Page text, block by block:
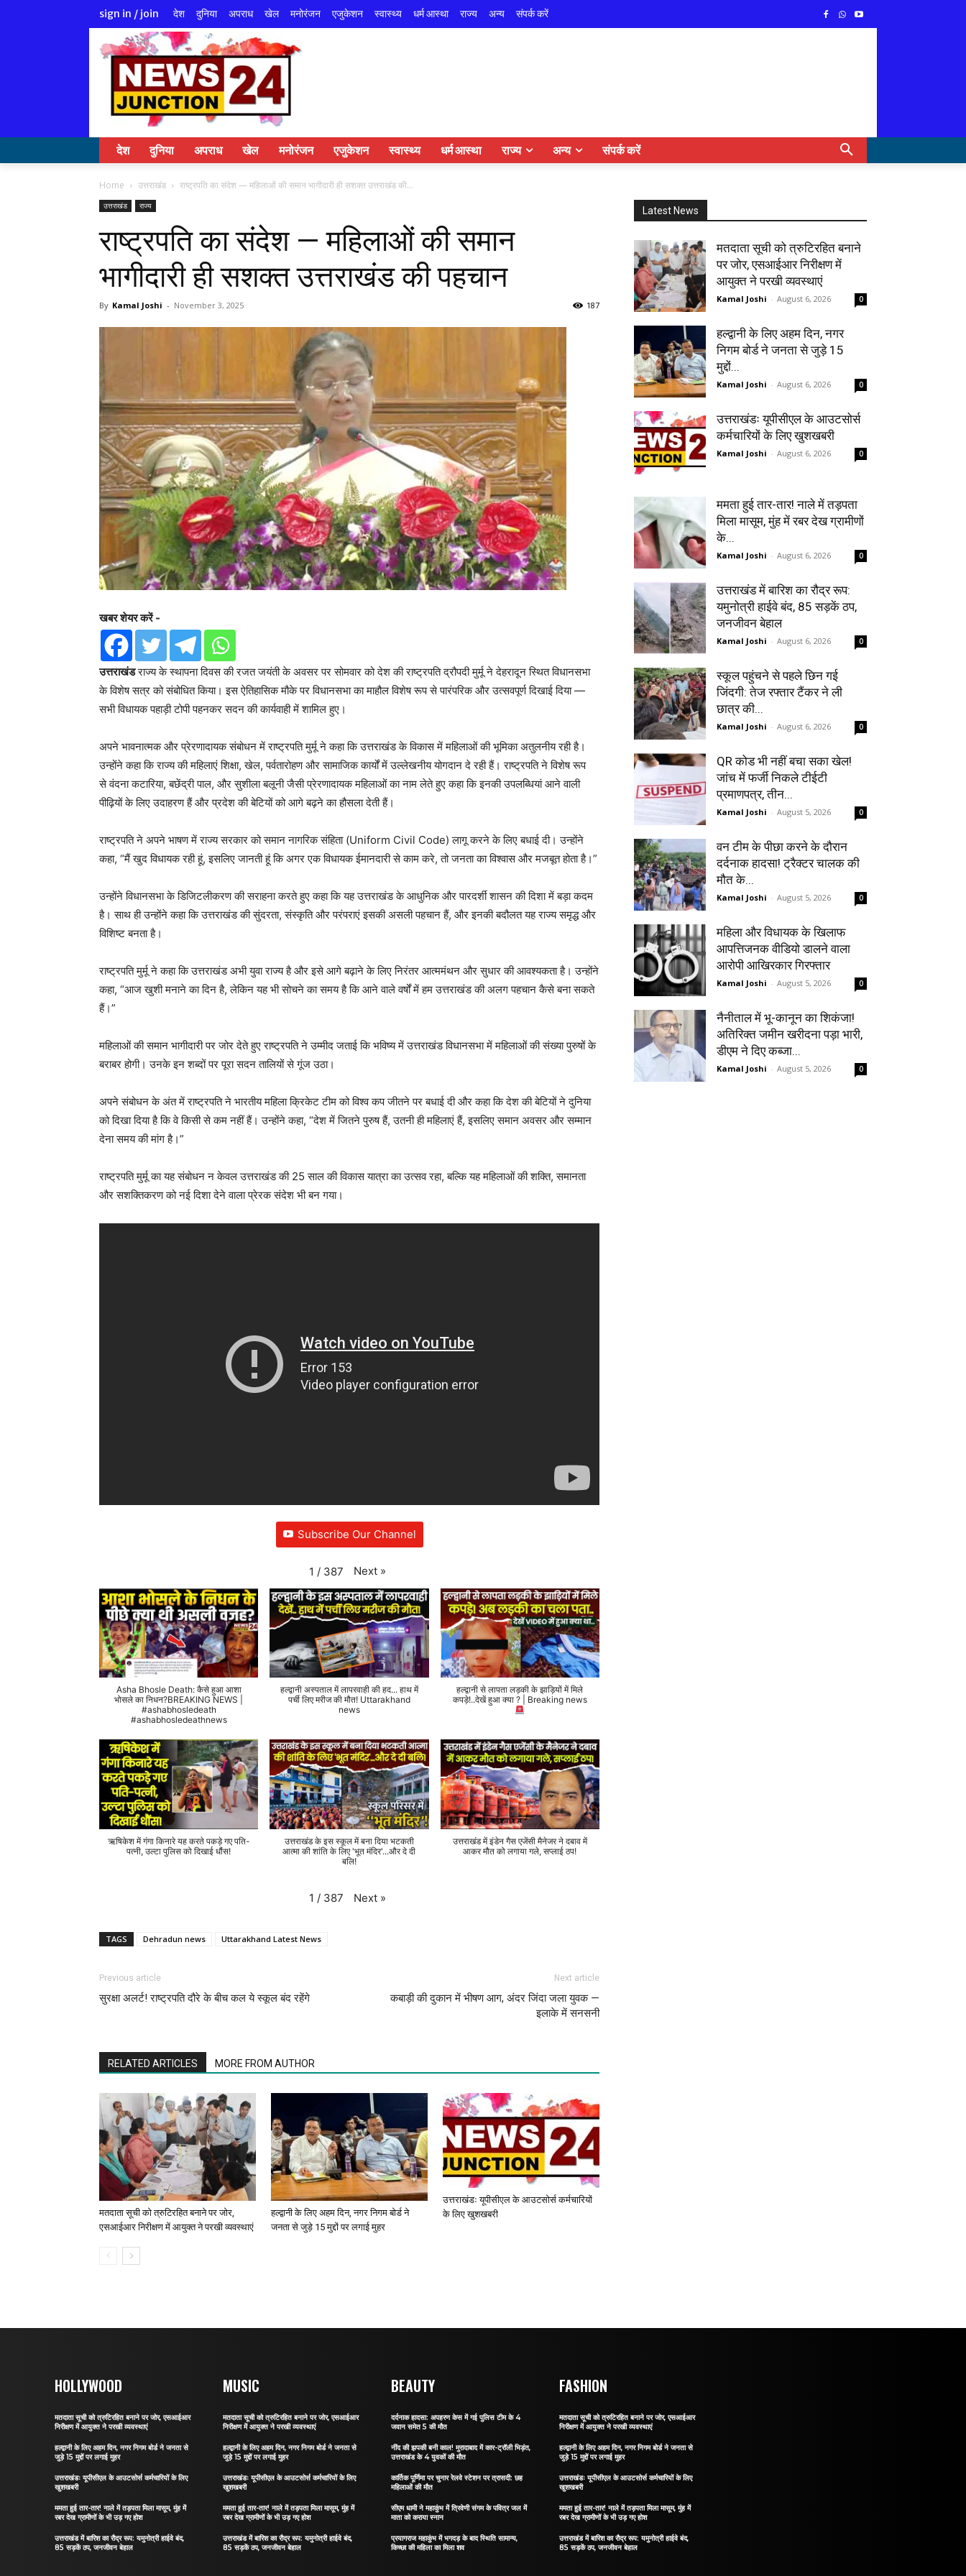
sign in / join देश दुनिया अपराध खेल मनोरंजन एजुकेशन स्वास्थ्य धर्म आस्था राज्य अन्य संपर्क करें
देश दुनिया अपराध खेल मनोरंजन एजुकेशन स्वास्थ्य धर्म आस्था राज्य अन्य संपर्क करें
Home उत्तराखंड राष्ट्रपति का संदेश — महिलाओं की समान भागीदारी ही सशक्त उत्तराखंड की...
उत्तराखंड राज्य
राष्ट्रपति का संदेश — महिलाओं की समान
भागीदारी ही सशक्त उत्तराखंड की पहचान
By Kamal Joshi - November 3, 2025 187
खबर शेयर करें -
उत्तराखंडराज्य के स्थापना दिवस की रजत जयंती के अवसर पर सोमवार को देश की राष्ट्रपति द्रौपदी मुर्मू ने देहरादून स्थित विधानसभा
के विशेष सत्र को संबोधित किया। इस ऐतिहासिक मौके पर विधानसभा का माहौल विशेष रूप से पारंपरिक और उत्सवपूर्ण दिखाई दिया —
सभी विधायक पहाड़ी टोपी पहनकर सदन की कार्यवाही में शामिल हुए।
अपने भावनात्मक और प्रेरणादायक संबोधन में राष्ट्रपति मुर्मू ने कहा कि उत्तराखंड के विकास में महिलाओं की भूमिका अतुलनीय रही है।
उन्होंने कहा कि राज्य की महिलाएं शिक्षा, खेल, पर्वतारोहण और सामाजिक कार्यों में उल्लेखनीय योगदान दे रही हैं। राष्ट्रपति ने विशेष रूप
से वंदना कटारिया, बछेंद्री पाल, और सुशीला बलूनी जैसी प्रेरणादायक महिलाओं का नाम लेते हुए कहा कि इनकी उपलब्धियां आने वाली
पीढ़ियों के लिए उदाहरण हैं और प्रदेश की बेटियों को आगे बढ़ने का हौसला देती हैं।
राष्ट्रपति ने अपने भाषण में राज्य सरकार को समान नागरिक संहिता (Uniform Civil Code) लागू करने के लिए बधाई दी। उन्होंने
कहा, “मैं खुद विधायक रही हूं, इसलिए जानती हूं कि अगर एक विधायक ईमानदारी से काम करे, तो जनता का विश्वास और मजबूत होता है।”
उन्होंने विधानसभा के डिजिटलीकरण की सराहना करते हुए कहा कि यह उत्तराखंड के आधुनिक और पारदर्शी शासन की दिशा में बड़ा कदम
है। साथ ही उन्होंने कहा कि उत्तराखंड की सुंदरता, संस्कृति और परंपराएं इसकी असली पहचान हैं, और इनकी बदौलत यह राज्य समृद्ध और
विशिष्ट बनता है।
राष्ट्रपति मुर्मू ने कहा कि उत्तराखंड अभी युवा राज्य है और इसे आगे बढ़ाने के लिए निरंतर आत्ममंथन और सुधार की आवश्यकता है। उन्होंने
कहा, “आज खुशी मनाने का दिन है, लेकिन यह भी सोचने का समय है कि आने वाले वर्षों में हम उत्तराखंड की अलग पहचान कैसे बना सकते
हैं।”
महिलाओं की समान भागीदारी पर जोर देते हुए राष्ट्रपति ने उम्मीद जताई कि भविष्य में उत्तराखंड विधानसभा में महिलाओं की संख्या पुरुषों के
बराबर होगी। उनके इन शब्दों पर पूरा सदन तालियों से गूंज उठा।
अपने संबोधन के अंत में राष्ट्रपति ने भारतीय महिला क्रिकेट टीम को विश्व कप जीतने पर बधाई दी और कहा कि देश की बेटियों ने दुनिया
को दिखा दिया है कि वे किसी से कम नहीं हैं। उन्होंने कहा, “देश में जितने पुरुष हैं, उतनी ही महिलाएं हैं, इसलिए समान अवसर और सम्मान
देना समय की मांग है।”
राष्ट्रपति मुर्मू का यह संबोधन न केवल उत्तराखंड की 25 साल की विकास यात्रा का उत्सव रहा, बल्कि यह महिलाओं की शक्ति, समानता
और सशक्तिकरण को नई दिशा देने वाला प्रेरक संदेश भी बन गया।
Subscribe Our Channel
1 / 387 Next »
Asha Bhosle Death: कैसे हुआ आशा
भोसले का निधन?BREAKING NEWS |
#ashabhosledeath
#ashabhosledeathnews
हल्द्वानी अस्पताल में लापरवाही की हद... हाथ में
पर्ची लिए मरीज की मौत! Uttarakhand
news
हल्द्वानी से लापता लड़की के झाड़ियों में मिले
कपड़े!..देखें हुआ क्या ? | Breaking news
ऋषिकेश में गंगा किनारे यह करते पकड़े गए पति-
पत्नी, उल्टा पुलिस को दिखाई धौंस!
उत्तराखंड के इस स्कूल में बना दिया भटकती
आत्मा की शांति के लिए 'भूत मंदिर'...और दे दी
बलि!
उत्तराखंड में इंडेन गैस एजेंसी मैनेजर ने दबाव में
आकर मौत को लगाया गले, सप्लाई ठप!
1 / 387 Next »
TAGS Dehradun news Uttarakhand Latest News
Previous article
सुरक्षा अलर्ट! राष्ट्रपति दौरे के बीच कल ये स्कूल बंद रहेंगे
Next article
कबाड़ी की दुकान में भीषण आग, अंदर जिंदा जला युवक —
इलाके में सनसनी
RELATED ARTICLES MORE FROM AUTHOR
मतदाता सूची को त्रुटिरहित बनाने पर जोर,
एसआईआर निरीक्षण में आयुक्त ने परखी व्यवस्थाएं
हल्द्वानी के लिए अहम दिन, नगर निगम बोर्ड ने
जनता से जुड़े 15 मुद्दों पर लगाई मुहर
उत्तराखंडः यूपीसीएल के आउटसोर्स कर्मचारियों
के लिए खुशखबरी
Latest News
मतदाता सूची को त्रुटिरहित बनाने
पर जोर, एसआईआर निरीक्षण में
आयुक्त ने परखी व्यवस्थाएं
Kamal Joshi - August 6, 2026 0
हल्द्वानी के लिए अहम दिन, नगर
निगम बोर्ड ने जनता से जुड़े 15
मुद्दों...
Kamal Joshi - August 6, 2026 0
उत्तराखंडः यूपीसीएल के आउटसोर्स
कर्मचारियों के लिए खुशखबरी
Kamal Joshi - August 6, 2026 0
ममता हुई तार-तार! नाले में तड़पता
मिला मासूम, मुंह में रबर देख ग्रामीणों
के...
Kamal Joshi - August 6, 2026 0
उत्तराखंड में बारिश का रौद्र रूप:
यमुनोत्री हाईवे बंद, 85 सड़कें ठप,
जनजीवन बेहाल
Kamal Joshi - August 6, 2026 0
स्कूल पहुंचने से पहले छिन गई
जिंदगी: तेज रफ्तार टैंकर ने ली
छात्र की...
Kamal Joshi - August 6, 2026 0
QR कोड भी नहीं बचा सका खेल!
जांच में फर्जी निकले टीईटी
प्रमाणपत्र, तीन...
Kamal Joshi - August 5, 2026 0
वन टीम के पीछा करने के दौरान
दर्दनाक हादसा! ट्रैक्टर चालक की
मौत के...
Kamal Joshi - August 5, 2026 0
महिला और विधायक के खिलाफ
आपत्तिजनक वीडियो डालने वाला
आरोपी आखिरकार गिरफ्तार
Kamal Joshi - August 5, 2026 0
नैनीताल में भू-कानून का शिकंजा!
अतिरिक्त जमीन खरीदना पड़ा भारी,
डीएम ने दिए कब्जा...
Kamal Joshi - August 5, 2026 0
HOLLYWOOD
मतदाता सूची को त्रुटिरहित बनाने पर जोर, एसआईआर
निरीक्षण में आयुक्त ने परखी व्यवस्थाएं
हल्द्वानी के लिए अहम दिन, नगर निगम बोर्ड ने जनता से
जुड़े 15 मुद्दों पर लगाई मुहर
उत्तराखंडः यूपीसीएल के आउटसोर्स कर्मचारियों के लिए
खुशखबरी
ममता हुई तार-तार! नाले में तड़पता मिला मासूम, मुंह में
रबर देख ग्रामीणों के भी उड़ गए होश
उत्तराखंड में बारिश का रौद्र रूप: यमुनोत्री हाईवे बंद,
85 सड़कें ठप, जनजीवन बेहाल
MUSIC
मतदाता सूची को त्रुटिरहित बनाने पर जोर, एसआईआर
निरीक्षण में आयुक्त ने परखी व्यवस्थाएं
हल्द्वानी के लिए अहम दिन, नगर निगम बोर्ड ने जनता से
जुड़े 15 मुद्दों पर लगाई मुहर
उत्तराखंडः यूपीसीएल के आउटसोर्स कर्मचारियों के लिए
खुशखबरी
ममता हुई तार-तार! नाले में तड़पता मिला मासूम, मुंह में
रबर देख ग्रामीणों के भी उड़ गए होश
उत्तराखंड में बारिश का रौद्र रूप: यमुनोत्री हाईवे बंद,
85 सड़कें ठप, जनजीवन बेहाल
BEAUTY
दर्दनाक हादसा: अपहरण केस में गई पुलिस टीम के 4
जवान समेत 5 की मौत
नींद की झपकी बनी काल! मुरादाबाद में कार-ट्रॉली भिड़ंत,
उत्तराखंड के 4 युवकों की मौत
कार्तिक पूर्णिमा पर चुनार रेलवे स्टेशन पर त्रासदी: छह
महिलाओं की मौत
सीएम धामी ने महाकुंभ में त्रिवेणी संगम के पवित्र जल में
माता को कराया स्नान
प्रयागराज महाकुंभ में भगदड़ के बाद स्थिति सामान्य,
किच्छा की महिला का मिला शव
FASHION
मतदाता सूची को त्रुटिरहित बनाने पर जोर, एसआईआर
निरीक्षण में आयुक्त ने परखी व्यवस्थाएं
हल्द्वानी के लिए अहम दिन, नगर निगम बोर्ड ने जनता से
जुड़े 15 मुद्दों पर लगाई मुहर
उत्तराखंडः यूपीसीएल के आउटसोर्स कर्मचारियों के लिए
खुशखबरी
ममता हुई तार-तार! नाले में तड़पता मिला मासूम, मुंह में
रबर देख ग्रामीणों के भी उड़ गए होश
उत्तराखंड में बारिश का रौद्र रूप: यमुनोत्री हाईवे बंद,
85 सड़कें ठप, जनजीवन बेहाल